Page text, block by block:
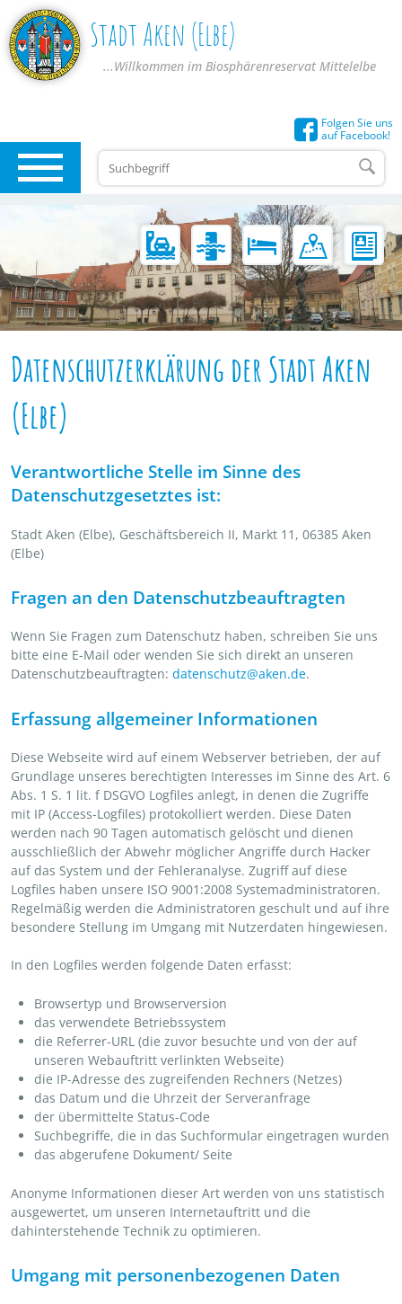
Stadt Aken (Elbe)
...Willkommen im Biosphärenreservat Mittelelbe
Folgen Sie uns
auf Facebook!
Datenschutzerklärung der Stadt Aken
(Elbe)
Verantwortliche Stelle im Sinne des
Datenschutzgesetztes ist:
Stadt Aken (Elbe), Geschäftsbereich II, Markt 11, 06385 Aken
(Elbe)
Fragen an den Datenschutzbeauftragten
Wenn Sie Fragen zum Datenschutz haben, schreiben Sie uns
bitte eine E-Mail oder wenden Sie sich direkt an unseren
Datenschutzbeauftragten: datenschutz@aken.de.
Erfassung allgemeiner Informationen
Diese Webseite wird auf einem Webserver betrieben, der auf
Grundlage unseres berechtigten Interesses im Sinne des Art. 6
Abs. 1 S. 1 lit. f DSGVO Logfiles anlegt, in denen die Zugriffe
mit IP (Access-Logfiles) protokolliert werden. Diese Daten
werden nach 90 Tagen automatisch gelöscht und dienen
ausschließlich der Abwehr möglicher Angriffe durch Hacker
auf das System und der Fehleranalyse. Zugriff auf diese
Logfiles haben unsere ISO 9001:2008 Systemadministratoren.
Regelmäßig werden die Administratoren geschult und auf ihre
besondere Stellung im Umgang mit Nutzerdaten hingewiesen.
In den Logfiles werden folgende Daten erfasst:
Browsertyp und Browserversion
das verwendete Betriebssystem
die Referrer-URL (die zuvor besuchte und von der auf
unseren Webauftritt verlinkten Webseite)
die IP-Adresse des zugreifenden Rechners (Netzes)
das Datum und die Uhrzeit der Serveranfrage
der übermittelte Status-Code
Suchbegriffe, die in das Suchformular eingetragen wurden
das abgerufene Dokument/ Seite
Anonyme Informationen dieser Art werden von uns statistisch
ausgewertet, um unseren Internetauftritt und die
dahinterstehende Technik zu optimieren.
Umgang mit personenbezogenen Daten